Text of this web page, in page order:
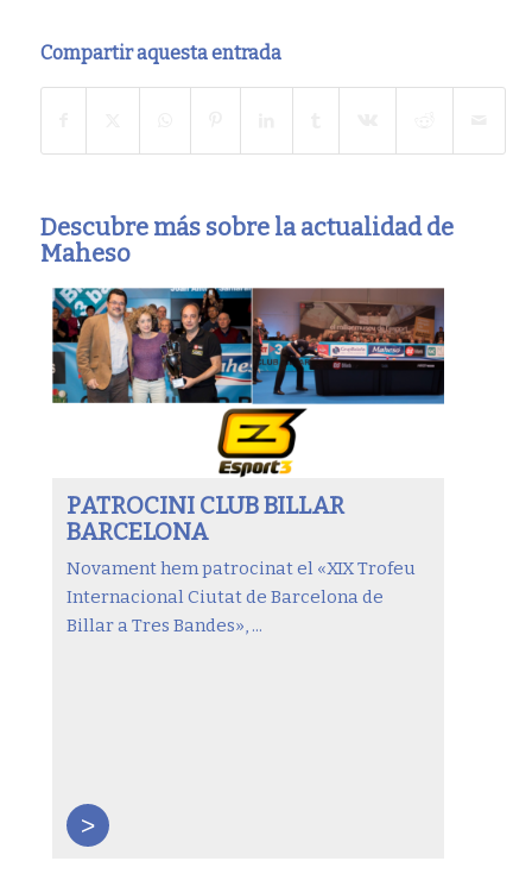
Compartir aquesta entrada
Descubre más sobre la actualidad de
Maheso
PATROCINI CLUB BILLAR
BARCELONA
Novament hem patrocinat el «XIX Trofeu
Internacional Ciutat de Barcelona de
Billar a Tres Bandes», ...
>